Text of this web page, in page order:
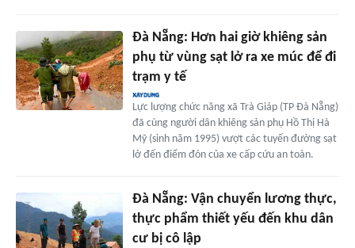
Đà Nẵng: Hơn hai giờ khiêng sản
phụ từ vùng sạt lở ra xe múc để đi
trạm y tế
Lực lượng chức năng xã Trà Giáp (TP Đà Nẵng)
đã cùng người dân khiêng sản phụ Hồ Thị Hà
Mỹ (sinh năm 1995) vượt các tuyến đường sạt
lở đến điểm đón của xe cấp cứu an toàn.
Đà Nẵng: Vận chuyển lương thực,
thực phẩm thiết yếu đến khu dân
cư bị cô lập